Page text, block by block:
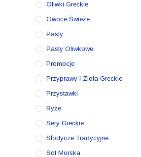
Oliwki Greckie
Owoce Świeże
Pasty
Pasty Oliwkowe
Promocje
Przyprawy I Zioła Greckie
Przystawki
Ryże
Sery Greckie
Słodycze Tradycyjne
Sól Morska